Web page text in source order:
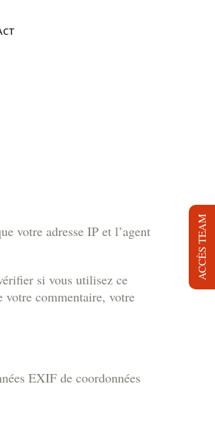
votre adresse IP et l’agent
si vous utilisez ce
commentaire, votre
EXIF de coordonnées
ACCÈS TEAM